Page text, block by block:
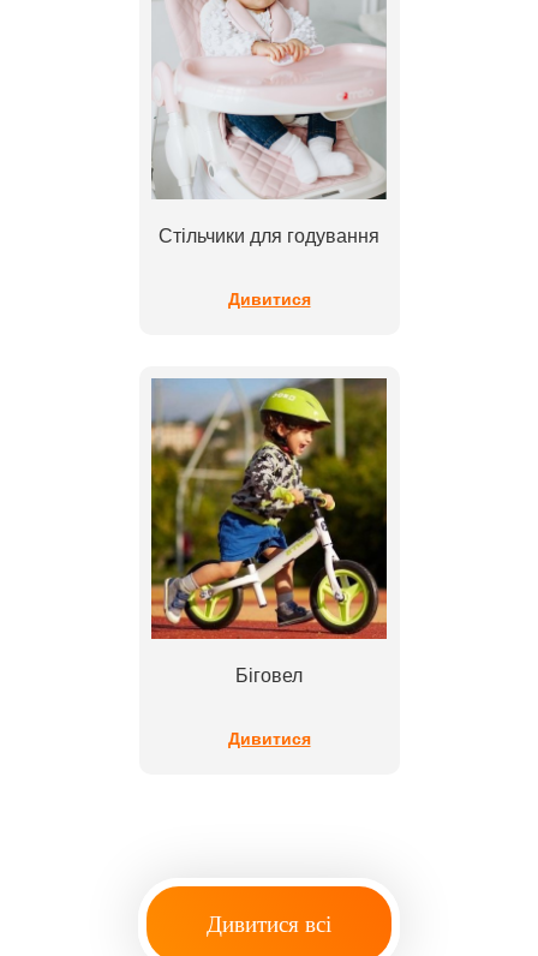
Стільчики для годування
Дивитися
Біговел
Дивитися
Дивитися всі